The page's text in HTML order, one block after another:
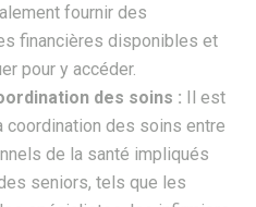
fournir des
financières disponibles et
pour y accéder.
des soins :
Il est
des soins entre
de la santé impliqués
seniors, tels que les